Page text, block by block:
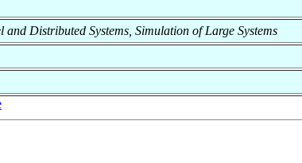
Distributed Systems, Simulation of Large Systems